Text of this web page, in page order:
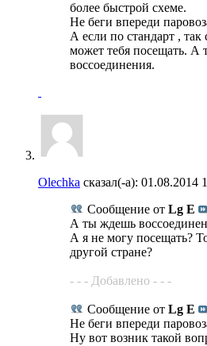
более быстрой схеме.
Не беги впереди
А если по стандарт ,
может тебя посещать. А
воссоединения.
Olechka сказал(-а): 01.08.2014
Сообщение от Lg E
А ты ждешь
А я не могу посещать?
другой стране?
- - - Добавлено - - -
Сообщение от Lg E
Не беги впереди
Ну вот возник такой